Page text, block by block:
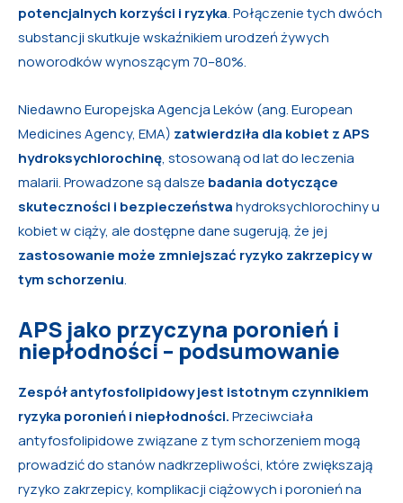
potencjalnych korzyści i ryzyka. Połączenie tych dwóch
substancji skutkuje wskaźnikiem urodzeń żywych
noworodków wynoszącym 70–80%.
Niedawno Europejska Agencja Leków (ang. European
Medicines Agency, EMA) zatwierdziła dla kobiet z APS
hydroksychlorochinę, stosowaną od lat do leczenia
malarii. Prowadzone są dalsze badania dotyczące
skuteczności i bezpieczeństwahydroksychlorochiny u
kobiet w ciąży, ale dostępne dane sugerują, że jej
zastosowanie może zmniejszać ryzyko zakrzepicy w
tym schorzeniu.
APS jako przyczyna poronień i
niepłodności – podsumowanie
Zespół antyfosfolipidowy jest istotnym czynnikiem
ryzyka poronień i niepłodności.Przeciwciała
antyfosfolipidowe związane z tym schorzeniem mogą
prowadzić do stanów nadkrzepliwości, które zwiększają
ryzyko zakrzepicy, komplikacji ciążowych i poronień na